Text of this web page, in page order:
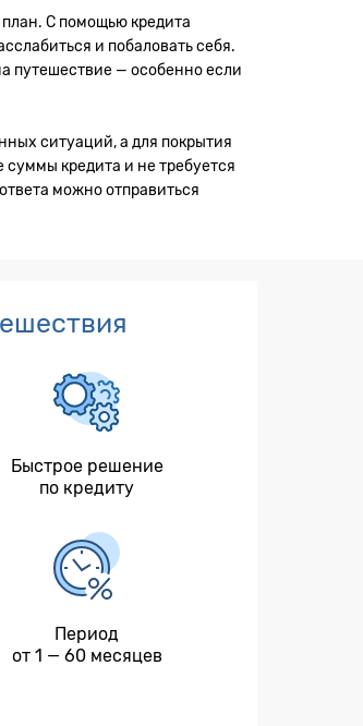
план. С помощью кредита
и побаловать себя.
путешествие — особенно если
ситуаций, а для покрытия
кредита и не требуется
можно отправиться
Быстрое решение
по кредиту
Период
от 1 — 60 месяцев